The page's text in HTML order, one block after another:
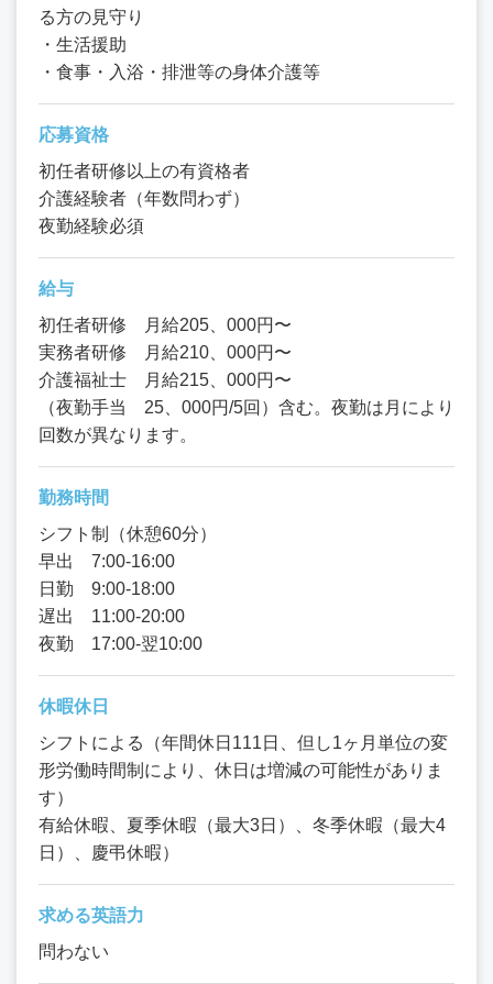
る方の見守り
・生活援助
・食事・入浴・排泄等の身体介護等
応募資格
初任者研修以上の有資格者
介護経験者（年数問わず）
夜勤経験必須
給与
初任者研修 月給205、000円〜
実務者研修 月給210、000円〜
介護福祉士 月給215、000円〜
（夜勤手当 25、000円/5回）含む。夜勤は月により
回数が異なります。
勤務時間
シフト制（休憩60分）
早出 7:00-16:00
日勤 9:00-18:00
遅出 11:00-20:00
夜勤 17:00-翌10:00
休暇休日
シフトによる（年間休日111日、但し1ヶ月単位の変
形労働時間制により、休日は増減の可能性がありま
す）
有給休暇、夏季休暇（最大3日）、冬季休暇（最大4
日）、慶弔休暇）
求める英語力
問わない